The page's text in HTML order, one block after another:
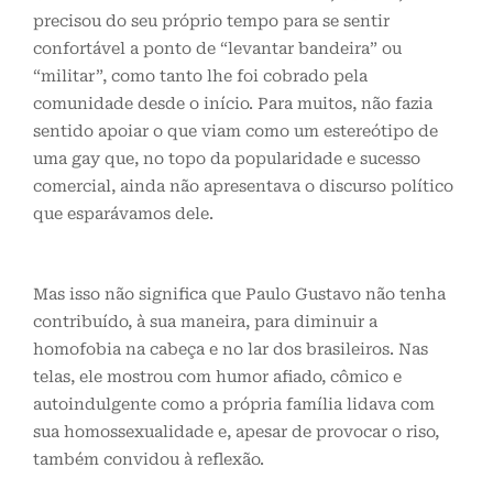
precisou do seu próprio tempo para se sentir
confortável a ponto de “levantar bandeira” ou
“militar”, como tanto lhe foi cobrado pela
comunidade desde o início. Para muitos, não fazia
sentido apoiar o que viam como um estereótipo de
uma gay que, no topo da popularidade e sucesso
comercial, ainda não apresentava o discurso político
que esparávamos dele.
Mas isso não significa que Paulo Gustavo não tenha
contribuído, à sua maneira, para diminuir a
homofobia na cabeça e no lar dos brasileiros. Nas
telas, ele mostrou com humor afiado, cômico e
autoindulgente como a própria família lidava com
sua homossexualidade e, apesar de provocar o riso,
também convidou à reflexão.